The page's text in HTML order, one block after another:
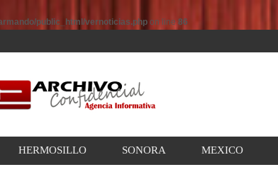
public_html/vernoticias.php on line 86
HERMOSILLO SONORA MEXICO